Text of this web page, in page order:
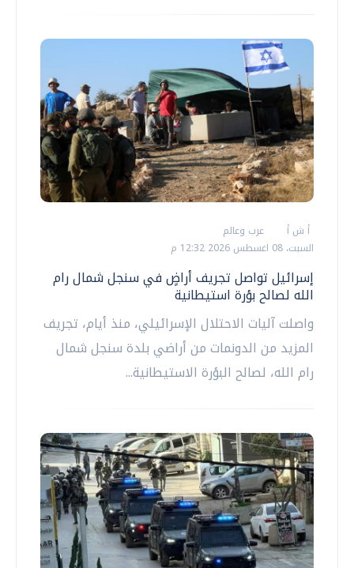
أ ش أ
عرب وعالم
السبت، 08 اغسطس 2026 12:32 م
إسرائيل تواصل تجريف أراضٍ في سنجل شمال رام
الله لصالح بؤرة استيطانية
واصلت آليات الاحتلال الإسرائيلي، منذ أيام، تجريف
المزيد من الدونمات من أراضي بلدة سنجل شمال
رام الله، لصالح البؤرة الاستيطانية...